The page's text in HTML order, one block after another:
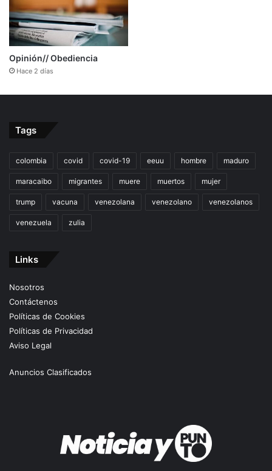
Opinión// Obediencia
Hace 2 días
Tags
colombia covid covid-19 eeuu hombre maduro
maracaibo migrantes muere muertos mujer
trump vacuna venezolana venezolano venezolanos
venezuela zulia
Links
Nosotros
Contáctenos
Políticas de Cookies
Políticas de Privacidad
Aviso Legal
Anuncios Clasificados